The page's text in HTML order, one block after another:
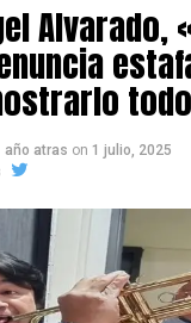
Alvarado,
todo
año atras on 1 julio, 2025